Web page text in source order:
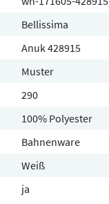
Bellissima
Anuk 428915
Muster
290
100% Polyester
Bahnenware
Weiß
ja